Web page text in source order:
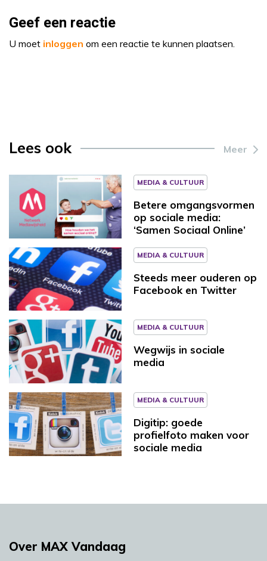
Geef een reactie
U moet inloggen om een reactie te kunnen plaatsen.
Lees ook Meer
MEDIA & CULTUUR
Betere omgangsvormen
op sociale media:
‘Samen Sociaal Online’
MEDIA & CULTUUR
Steeds meer ouderen op
Facebook en Twitter
MEDIA & CULTUUR
Wegwijs in sociale
media
MEDIA & CULTUUR
Digitip: goede
profielfoto maken voor
sociale media
Over MAX Vandaag